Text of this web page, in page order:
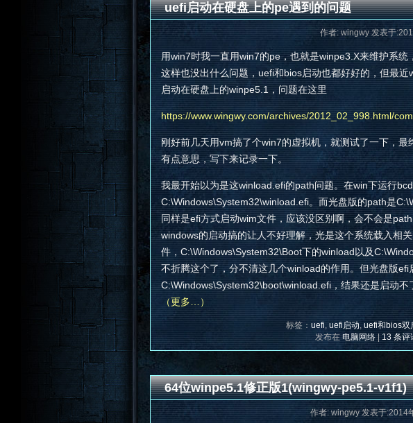
uefi启动在硬盘上的pe遇到的问题
作者: wingwy 发表于
用win7时我一直用win7的pe，也就是winpe3.X来维护系统
这样也没出什么问题，uefi和bios启动也都好好的，但最
启动在硬盘上的winpe5.1，问题在这里
https://www.wingwy.com/archives/2012_02_998.html/
刚好前几天用vm搞了个win7的虚拟机，就测试了一下，
有点意思，写下来记录一下。
我最开始以为是这winload.efi的path问题。在win下运行
C:\Windows\System32\winload.efi。而光盘版的path是
同样是efi方式启动wim文件，应该没区别啊，会不会是
windows的启动搞的让人不好理解，光是这个系统载入相
件，C:\Windows\System32\Boot下的winload以及
不折腾这个了，分不清这几个winload的作用。但光盘版
C:\Windows\System32\boot\winload.efi，结果还是启动不
（更多…）
标签： uefi, uefi启动, uefi和bios双
发布在 电脑网络| 13 条评
64位winpe5.1修正版1(wingwy-pe5.1-v1f1)
作者: wingwy 发表于:2014